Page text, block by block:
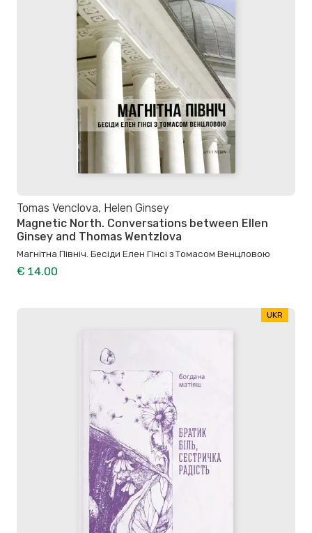
Tomas Venclova, Helen Ginsey
Magnetic North. Conversations between Ellen
Ginsey and Thomas Wentzlova
Магнітна Північ. Бесіди Елен Гінсі з Томасом Венцловою
€ 14.00
UKR